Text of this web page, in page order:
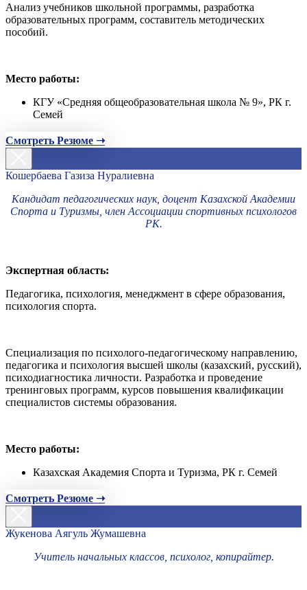
Анализ учебников школьной программы, разработка
образовательных программ, составитель методических
пособий.
Место работы:
КГУ «Средняя общеобразовательная школа № 9», РК г.
Семей
Смотреть Резюме ➝
Кошербаева Газиза Нуралиевна
Кандидат педагогических наук, доцент Казахской Академии
Спорта и Туризмы, член Ассоциации спортивных психологов
РК.
Экспертная область:
Педагогика, психология, менеджмент в сфере образования,
психология спорта.
Специализация по психолого-педагогическому направлению,
педагогика и психология высшей школы (казахский, русский),
психодиагностика личности. Разработка и проведение
тренинговых программ, курсов повышения квалификации
специалистов системы образования.
Место работы:
Казахская Академия Спорта и Туризма, РК г. Семей
Смотреть Резюме ➝
Жукенова Аягуль Жумашевна
Учитель начальных классов, психолог, копирайтер.